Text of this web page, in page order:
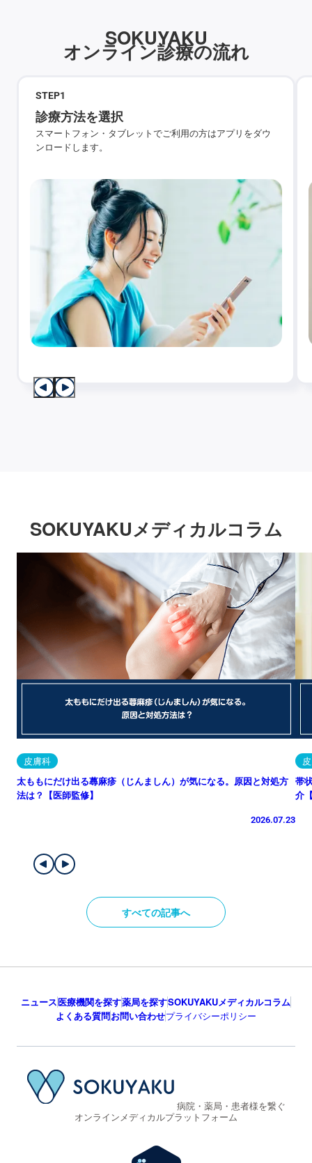
SOKUYAKU
オンライン診療の流れ
STEP1
診療方法を選択
スマートフォン・タブレットでご利用の方はアプリをダウ
ンロードします。
SOKUYAKUメディカルコラム
皮膚科
太ももにだけ出る蕁麻疹（じんましん）が気になる。原因と対処方
法は？【医師監修】
2026.07.23
帯
介
すべての記事へ
ニュース医療機関を探す薬局を探すSOKUYAKUメディカルコラム
よくある質問お問い合わせプライバシーポリシー
病院・薬局・患者様を繋ぐ
オンラインメディカルプラットフォーム